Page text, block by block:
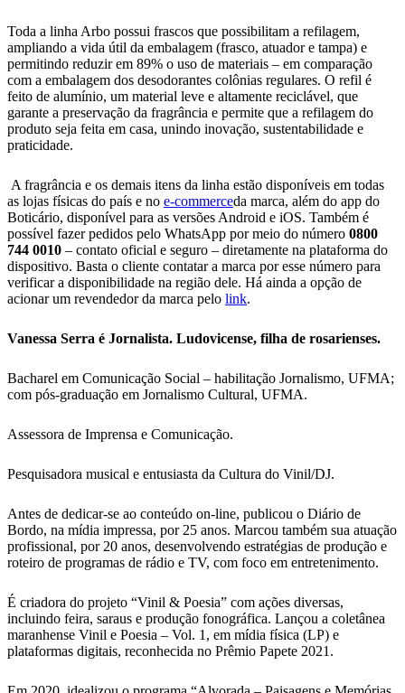
Toda a linha Arbo possui frascos que possibilitam a refilagem,
ampliando a vida útil da embalagem (frasco, atuador e tampa) e
permitindo reduzir em 89% o uso de materiais – em comparação
com a embalagem dos desodorantes colônias regulares. O refil é
feito de alumínio, um material leve e altamente reciclável, que
garante a preservação da fragrância e permite que a refilagem do
produto seja feita em casa, unindo inovação, sustentabilidade e
praticidade.
A fragrância e os demais itens da linha estão disponíveis em todas
as lojas físicas do país e no e-commerceda marca, além do app do
Boticário, disponível para as versões Android e iOS. Também é
possível fazer pedidos pelo WhatsApp por meio do número 0800
744 0010 – contato oficial e seguro – diretamente na plataforma do
dispositivo. Basta o cliente contatar a marca por esse número para
verificar a disponibilidade na região dele. Há ainda a opção de
acionar um revendedor da marca pelo link.
Vanessa Serra é Jornalista. Ludovicense, filha de rosarienses.
Bacharel em Comunicação Social – habilitação Jornalismo, UFMA;
com pós-graduação em Jornalismo Cultural, UFMA.
Assessora de Imprensa e Comunicação.
Pesquisadora musical e entusiasta da Cultura do Vinil/DJ.
Antes de dedicar-se ao conteúdo on-line, publicou o Diário de
Bordo, na mídia impressa, por 25 anos. Marcou também sua atuação
profissional, por 20 anos, desenvolvendo estratégias de produção e
roteiro de programas de rádio e TV, com foco em entretenimento.
É criadora do projeto “Vinil & Poesia” com ações diversas,
incluindo feira, saraus e produção fonográfica. Lançou a coletânea
maranhense Vinil e Poesia – Vol. 1, em mídia física (LP) e
plataformas digitais, reconhecida no Prêmio Papete 2021.